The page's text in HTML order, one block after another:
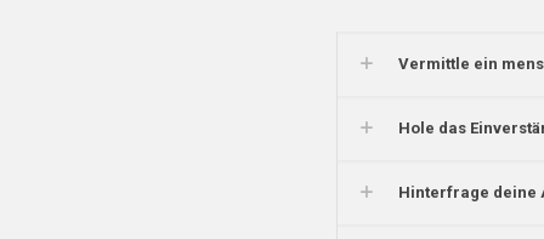
Vermittle ein
Hole das
Hinterfrage deine